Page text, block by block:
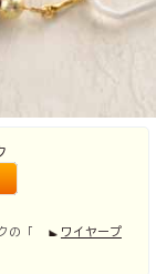
の「
ワイヤープ